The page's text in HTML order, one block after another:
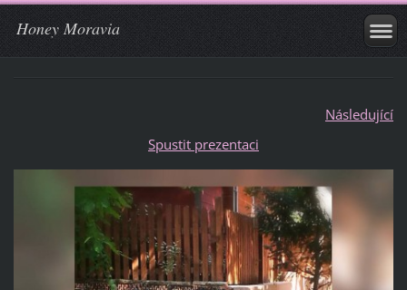
Honey Moravia
Následující
Spustit prezentaci